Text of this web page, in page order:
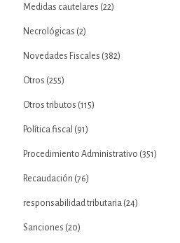
Medidas cautelares (22)
Necrológicas (2)
Novedades Fiscales (382)
Otros (255)
Otros tributos (115)
Política fiscal (91)
Procedimiento Administrativo (351)
Recaudación (76)
responsabilidad tributaria (24)
Sanciones (20)